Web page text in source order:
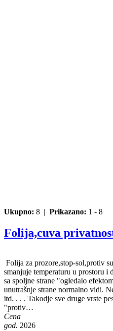
Ukupno: 8 | Prikazano: 1 - 8
Folija,cuva
Folija za prozore,stop-sol,protiv
smanjuje temperaturu u prostoru i
sa spoljne strane "ogledalo
unutrašnje strane normalno vidi.
itd. . . . Takodje sve druge vrste
"protiv…
Cena
god. 2026